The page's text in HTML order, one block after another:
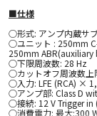
■仕様
○形式: アンプ内蔵サ
○ユニット : 250mm
250mm
○下限周波数: 28 Hz
○カットオフ周波数上
○入力: LFE (RCA) ×
○アンプ部: Class D
○接続: 12 V Trigger
○消費電力: 最大:300